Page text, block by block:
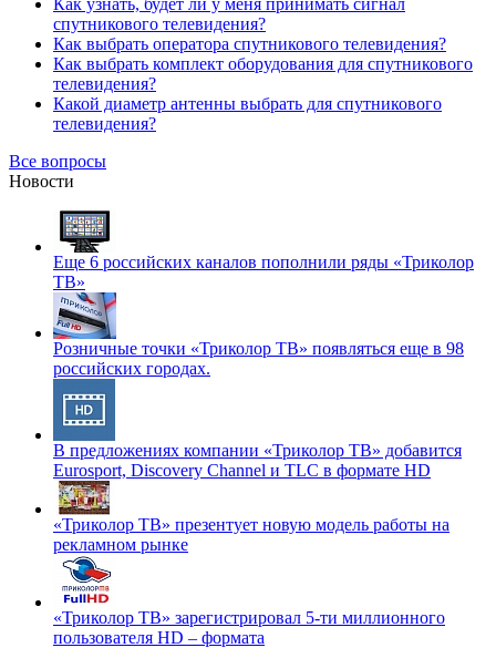
Как узнать, будет ли у меня принимать сигнал
спутникового телевидения?
Как выбрать оператора спутникового телевидения?
Как выбрать комплект оборудования для спутникового
телевидения?
Какой диаметр антенны выбрать для спутникового
телевидения?
Все вопросы
Новости
Еще 6 российских каналов пополнили ряды «Триколор
ТВ»
Розничные точки «Триколор ТВ» появляться еще в 98
российских городах.
В предложениях компании «Триколор ТВ» добавится
Eurosport, Discovery Channel и TLC в формате HD
«Триколор ТВ» презентует новую модель работы на
рекламном рынке
«Триколор ТВ» зарегистрировал 5-ти миллионного
пользователя HD – формата